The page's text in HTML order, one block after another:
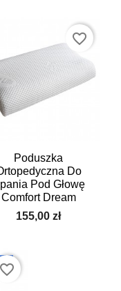
Poduszka
Do
Pod Głowę
Comfort Dream
155,00 zł
favorite_border
favorite_border